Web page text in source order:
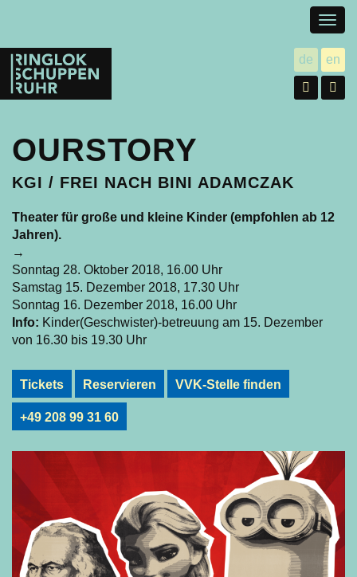
Ringlokschuppen
Ruhr
de utsch
en
OURSTORY
KGI / FREI NACH BINI ADAMCZAK
Theater für große und kleine Kinder (empfohlen ab 12
Jahren).
→
Sonntag 28. Oktober 2018, 16.00 Uhr
Samstag 15. Dezember 2018, 17.30 Uhr
Sonntag 16. Dezember 2018, 16.00 Uhr
Info: Kinder(Geschwister)-betreuung am 15. Dezember
von 16.30 bis 19.30 Uhr
Tickets Reservieren VVK-Stelle finden
+49 208 99 31 60